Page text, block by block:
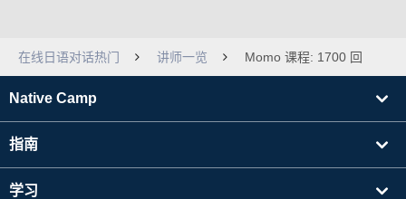
在线日语对话热门 讲师一览 Momo 课程: 1700 回
Native Camp
指南
学习